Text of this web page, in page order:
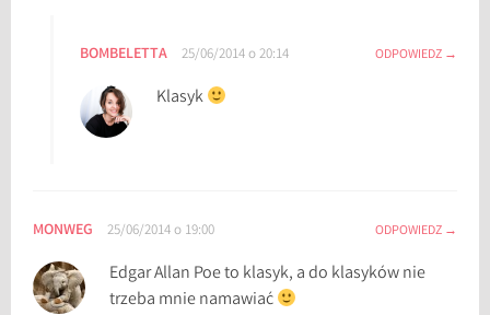
g
m
u
BOMBELETTA 25/06/2014 o 20:14 ODPOWIEDZ
Klasyk
MONWEG 25/06/2014 o 19:00 ODPOWIEDZ
Edgar Allan Poe to klasyk, a do klasyków nie
trzeba mnie namawiać